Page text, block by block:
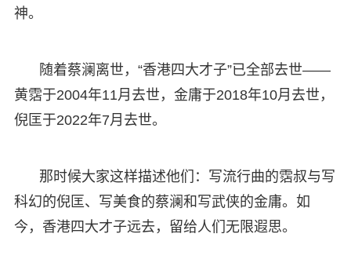
神。
随着蔡澜离世，“香港四大才子”已全部去世——
黄霑于2004年11月去世，金庸于2018年10月去世，
倪匡于2022年7月去世。
那时候大家这样描述他们：写流行曲的霑叔与写
科幻的倪匡、写美食的蔡澜和写武侠的金庸。如
今，香港四大才子远去，留给人们无限遐思。